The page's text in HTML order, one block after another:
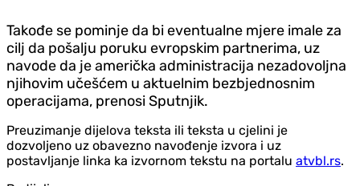
Takođe se pominje da bi eventualne mjere imale za
cilj da pošalju poruku evropskim partnerima, uz
navode da je američka administracija nezadovoljna
njihovim učešćem u aktuelnim bezbjednosnim
operacijama, prenosi Sputnjik.
Preuzimanje dijelova teksta ili teksta u cjelini je
dozvoljeno uz obavezno navođenje izvora i uz
postavljanje linka ka izvornom tekstu na portalu atvbl.rs.